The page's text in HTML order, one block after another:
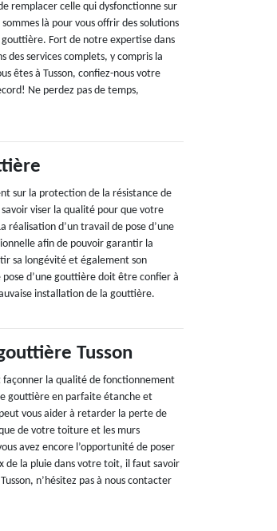
remplacer celle qui dysfonctionne sur
là pour vous offrir des solutions
Fort de notre expertise dans
des services complets, y compris la
êtes à Tusson, confiez-nous votre
Ne perdez pas de temps,
sur la protection de la résistance de
viser la qualité pour que votre
d’un travail de pose d’une
afin de pouvoir garantir la
sa longévité et également son
d’une gouttière doit être confier à
installation de la gouttière.
Tusson
façonner la qualité de fonctionnement
gouttière en parfaite étanche et
vous aider à retarder la perte de
de votre toiture et les murs
avez encore l’opportunité de poser
de la pluie dans votre toit, il faut savoir
n’hésitez pas à nous contacter